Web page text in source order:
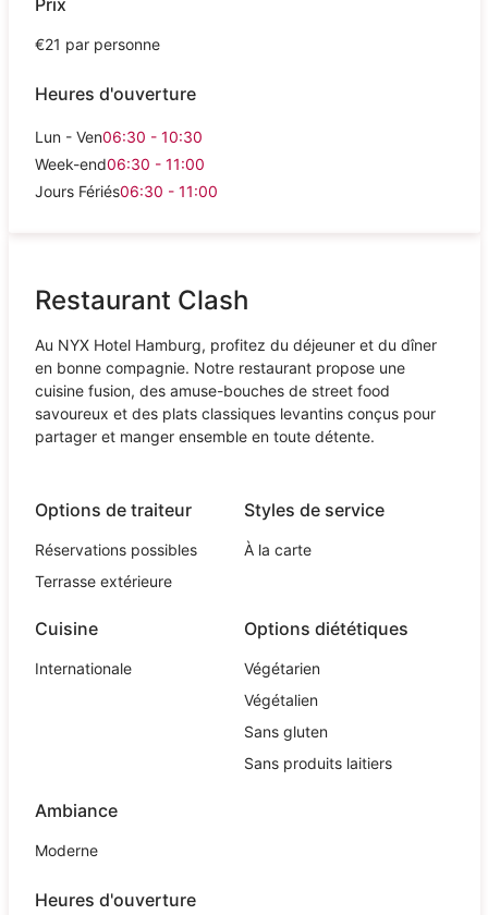
€21 par personne
Heures d'ouverture
Lun - Ven06:30 - 10:30
Week-end06:30 - 11:00
Jours Fériés06:30 - 11:00
Restaurant Clash
Au NYX Hotel Hamburg, profitez du déjeuner et du dîner
en bonne compagnie. Notre restaurant propose une
cuisine fusion, des amuse-bouches de street food
savoureux et des plats classiques levantins conçus pour
partager et manger ensemble en toute détente.
Options de traiteur
Réservations possibles
Terrasse extérieure
Styles de service
À la carte
Cuisine
Internationale
Options diététiques
Végétarien
Végétalien
Sans gluten
Sans produits laitiers
Ambiance
Moderne
Heures d'ouverture